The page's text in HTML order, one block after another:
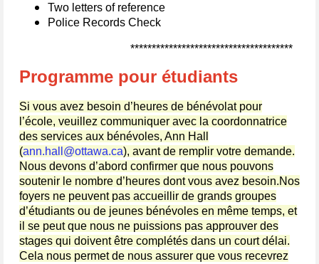
Two letters of reference
Police Records Check
**************************************
Programme pour étudiants
Si vous avez besoin d’heures de bénévolat pour
l’école, veuillez communiquer avec la coordonnatrice
des services aux bénévoles, Ann Hall
(ann.hall@ottawa.ca), avant de remplir votre demande.
Nous devons d’abord confirmer que nous pouvons
soutenir le nombre d’heures dont vous avez besoin.Nos
foyers ne peuvent pas accueillir de grands groupes
d’étudiants ou de jeunes bénévoles en même temps, et
il se peut que nous ne puissions pas approuver des
stages qui doivent être complétés dans un court délai.
Cela nous permet de nous assurer que vous recevrez